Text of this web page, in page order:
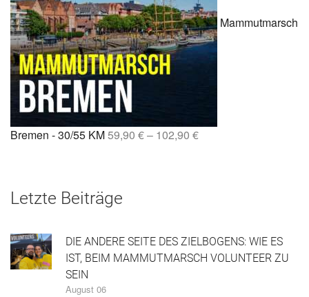
Mammutmarsch
Bremen - 30/55 KM59,90 €– 102,90 €
Letzte Beiträge
DIE ANDERE SEITE DES ZIELBOGENS: WIE ES
IST, BEIM MAMMUTMARSCH VOLUNTEER ZU
SEIN
August 06